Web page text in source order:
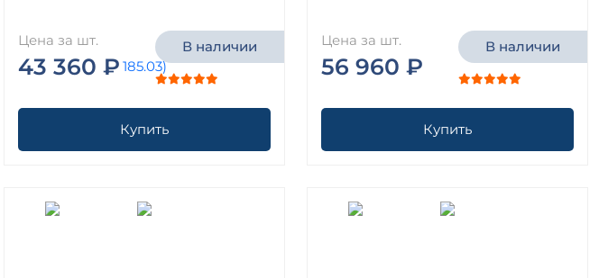
Цена за шт.
43 360 ₽
В наличии
Купить
Цена за шт.
56 960 ₽
В наличии
Купить